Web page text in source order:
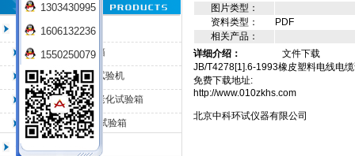
北京中科环试仪器有限公司
臭氧老化试验箱
QL-100臭氧老化箱
QL-225臭氧老化试验机
QL-500动态臭氧老化试验箱
QL-0*型臭氧老化试验箱
低温恒温试验箱
图片类型：
资料类型：
PDF
相关产品：
详细介绍：
文件下载
JB/T4278[1].6-1993橡皮塑料电线电
免费下载地址:
http://www.010zkhs.com
北京中科环试仪器有限公司
1303430995
1606132236
1550250079